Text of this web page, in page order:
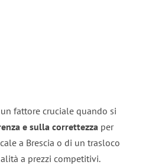
fattore cruciale quando si
e sulla correttezza per
a Brescia o di un trasloco
a prezzi competitivi.